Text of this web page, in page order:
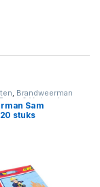
, Brandweerman
& Verjaardag
Sam
stuks